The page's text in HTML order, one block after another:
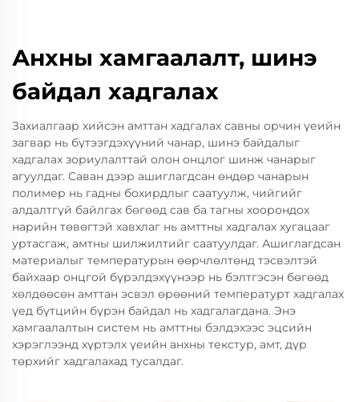
Анхны хамгаалалт, шинэ
байдал хадгалах
Захиалгаар хийсэн амттан хадгалах савны орчин үеийн
загвар нь бүтээгдэхүүний чанар, шинэ байдалыг
хадгалах зориулалттай олон онцлог шинж чанарыг
агуулдаг. Саван дээр ашиглагдсан өндөр чанарын
полимер нь гадны бохирдлыг саатуулж, чийгийг
алдалтгүй байлгах бөгөөд сав ба тагны хоорондох
нарийн төвөгтэй хавхлаг нь амттны хадгалах хугацааг
уртасгаж, амтны шилжилтийг саатуулдаг. Ашиглагдсан
материалыг температурын өөрчлөлтөнд тэсвэлтэй
байхаар онцгой бүрэлдэхүүнээр нь бэлтгэсэн бөгөөд
хөлдөөсөн амттан эсвэл өрөөний температурт хадгалах
үед бүтцийн бүрэн байдал нь хадгалагдана. Энэ
хамгаалалтын систем нь амттны бэлдэхээс эцсийн
хэрэглээнд хүртэлх үеийн анхны текстур, амт, дүр
төрхийг хадгалахад тусалдаг.